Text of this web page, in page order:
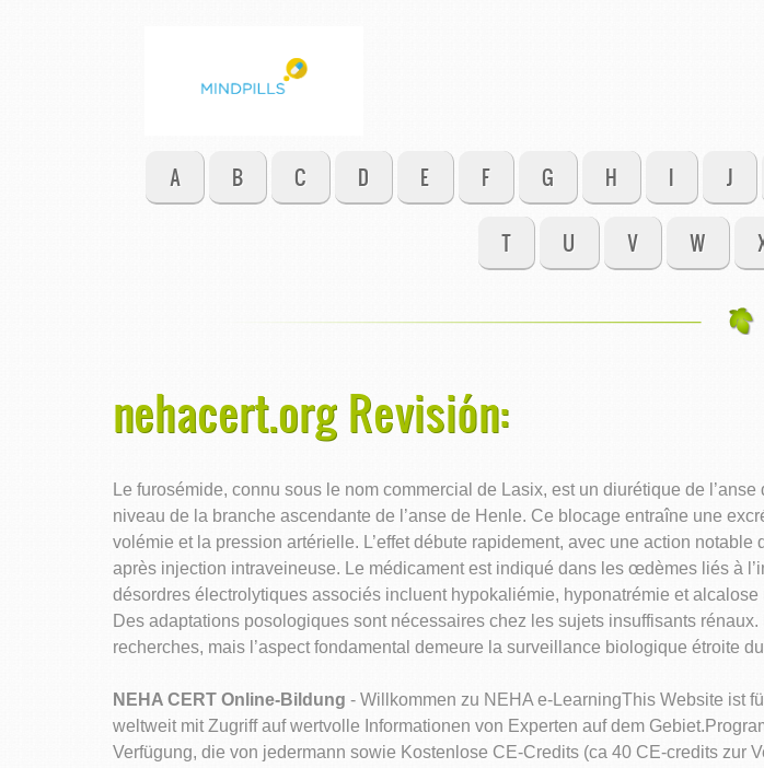
A B C D E F G H I J
T U V W
nehacert.org Revisión:
Le furosémide, connu sous le nom commercial de Lasix, est un diurétique de
niveau de la branche ascendante de l’anse de Henle. Ce blocage entraîne une
volémie et la pression artérielle. L’effet débute rapidement, avec une action
après injection intraveineuse. Le médicament est indiqué dans les œdèmes liés à
désordres électrolytiques associés incluent hypokaliémie, hyponatrémie et
Des adaptations posologiques sont nécessaires chez les sujets insuffisants rénaux.
recherches, mais l’aspect fondamental demeure la surveillance biologique étroite
NEHA CERT Online-Bildung - Willkommen zu NEHA e-LearningThis Website ist
weltweit mit Zugriff auf wertvolle Informationen von Experten auf dem
Verfügung, die von jedermann sowie Kostenlose CE-Credits (ca 40 CE-credits zur